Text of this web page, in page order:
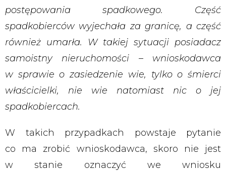
postępowania spadkowego. Część
spadkobierców wyjechała za granicę, a część
również umarła. W takiej sytuacji posiadacz
samoistny nieruchomości – wnioskodawca
w sprawie o zasiedzenie wie, tylko o śmierci
właścicielki, nie wie natomiast nic o jej
spadkobiercach.
W takich przypadkach powstaje pytanie
co ma zrobić wnioskodawca, skoro nie jest
w stanie oznaczyć we wniosku